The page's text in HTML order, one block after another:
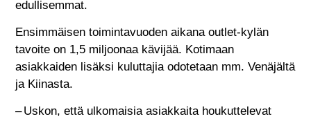
edullisemmat.
Ensimmäisen toimintavuoden aikana outlet-kylän
tavoite on 1,5 miljoonaa kävijää. Kotimaan
asiakkaiden lisäksi kuluttajia odotetaan mm. Venäjältä
ja Kiinasta.
– Uskon, että ulkomaisia asiakkaita houkuttelevat